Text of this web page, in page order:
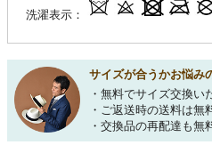
洗濯表示：
サイズが合うかお悩み
・無料でサイズ交換い
・ご返送時の送料は無
・交換品の再配達も無